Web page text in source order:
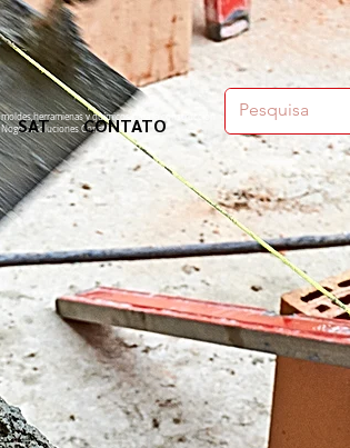
moldes,herramienas y químicos para la construcción
Nogosa Soluciones Constructivas
SAT CONTATO